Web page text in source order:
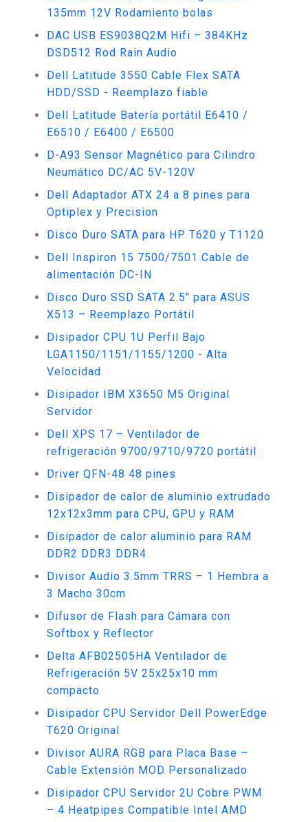
135mm 12V Rodamiento bolas
DAC USB ES9038Q2M Hifi – 384KHz
DSD512 Rod Rain Audio
Dell Latitude 3550 Cable Flex SATA
HDD/SSD - Reemplazo fiable
Dell Latitude Batería portátil E6410 /
E6510 / E6400 / E6500
D-A93 Sensor Magnético para Cilindro
Neumático DC/AC 5V-120V
Dell Adaptador ATX 24 a 8 pines para
Optiplex y Precision
Disco Duro SATA para HP T620 y T1120
Dell Inspiron 15 7500/7501 Cable de
alimentación DC-IN
Disco Duro SSD SATA 2.5" para ASUS
X513 – Reemplazo Portátil
Disipador CPU 1U Perfil Bajo
LGA1150/1151/1155/1200 - Alta
Velocidad
Disipador IBM X3650 M5 Original
Servidor
Dell XPS 17 – Ventilador de
refrigeración 9700/9710/9720 portátil
Driver QFN-48 48 pines
Disipador de calor de aluminio extrudado
12x12x3mm para CPU, GPU y RAM
Disipador de calor aluminio para RAM
DDR2 DDR3 DDR4
Divisor Audio 3.5mm TRRS – 1 Hembra a
3 Macho 30cm
Difusor de Flash para Cámara con
Softbox y Reflector
Delta AFB02505HA Ventilador de
Refrigeración 5V 25x25x10 mm
compacto
Disipador CPU Servidor Dell PowerEdge
T620 Original
Divisor AURA RGB para Placa Base –
Cable Extensión MOD Personalizado
Disipador CPU Servidor 2U Cobre PWM
– 4 Heatpipes Compatible Intel AMD